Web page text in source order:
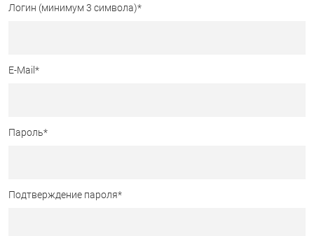
Логин (минимум 3 символа)*
E-Mail *
Пароль*
Подтверждение пароля*